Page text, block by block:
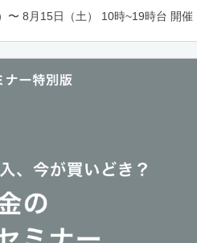
〜 8月15日（土） 10時~19時台 開催